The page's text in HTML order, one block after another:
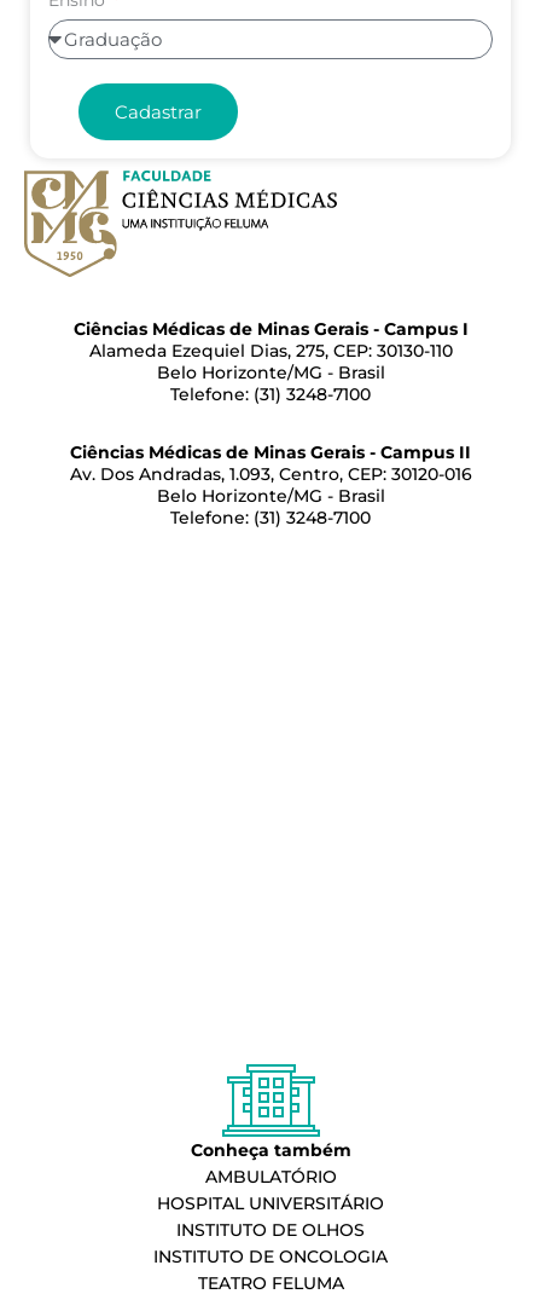
Cadastrar
Ciências Médicas de Minas Gerais - Campus I
Alameda Ezequiel Dias, 275, CEP: 30130-110
Belo Horizonte/MG - Brasil
Telefone: (31) 3248-7100
Ciências Médicas de Minas Gerais - Campus II
Av. Dos Andradas, 1.093, Centro, CEP: 30120-016
Belo Horizonte/MG - Brasil
Telefone: (31) 3248-7100
Conheça também
AMBULATÓRIO
HOSPITAL UNIVERSITÁRIO
INSTITUTO DE OLHOS
INSTITUTO DE ONCOLOGIA
TEATRO FELUMA